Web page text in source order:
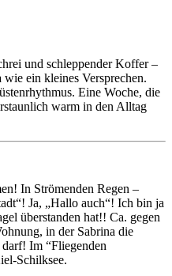
und schleppender Koffer –
ein kleines Versprechen.
Eine Woche, die
warm in den Alltag
In Strömenden Regen –
Ja, „Hallo auch“! Ich bin ja
überstanden hat!! Ca. gegen
in der Sabrina die
Im “Fliegenden
Schilksee.